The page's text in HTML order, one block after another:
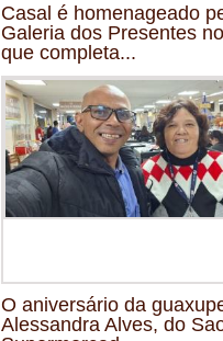
Casal é homenageado
Galeria dos Presentes
que completa...
O aniversário da
Alessandra Alves, do